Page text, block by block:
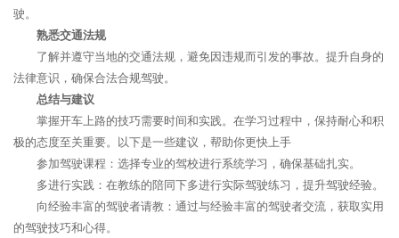
驶。
熟悉交通法规
了解并遵守当地的交通法规，避免因违规而引发的事故。提升自身的
法律意识，确保合法合规驾驶。
总结与建议
掌握开车上路的技巧需要时间和实践。在学习过程中，保持耐心和积
极的态度至关重要。以下是一些建议，帮助你更快上手
参加驾驶课程：选择专业的驾校进行系统学习，确保基础扎实。
多进行实践：在教练的陪同下多进行实际驾驶练习，提升驾驶经验。
向经验丰富的驾驶者请教：通过与经验丰富的驾驶者交流，获取实用
的驾驶技巧和心得。